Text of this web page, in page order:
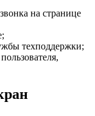
на странице
техподдержки;